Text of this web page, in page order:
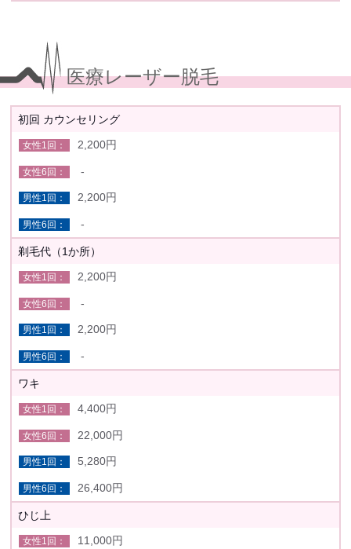
医療レーザー脱毛
初回 カウンセリング
2,200円
-
2,200円
-
剃毛代（1か所）
2,200円
-
2,200円
-
ワキ
4,400円
22,000円
5,280円
26,400円
ひじ上
11,000円